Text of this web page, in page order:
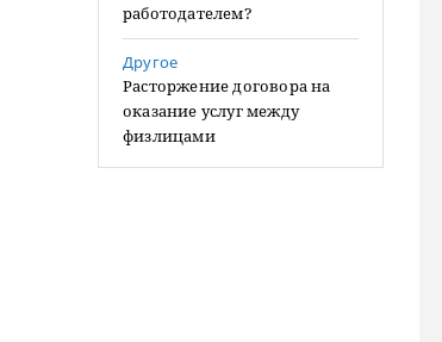
работодателем?
Другое
Расторжение договора на
оказание услуг между
физлицами